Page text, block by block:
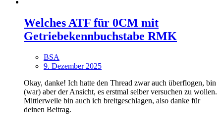
Welches ATF für 0CM mit
Getriebekennbuchstabe RMK
BSA
9. Dezember 2025
Okay, danke! Ich hatte den Thread zwar auch überflogen, bin
(war) aber der Ansicht, es erstmal selber versuchen zu wollen.
Mittlerweile bin auch ich breitgeschlagen, also danke für
deinen Beitrag.